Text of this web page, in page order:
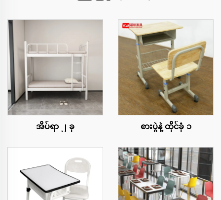
အိပ်ရာ ၂ ခု စားပွဲနဲ့ ထိုင်ခုံ ၁